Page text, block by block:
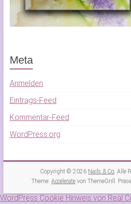
Meta
Anmelden
Eintrags-Feed
Kommentar-Feed
WordPress.org
Copyright © 2026 Nails & Co . Alle
Theme: Acceleratevon ThemeGrill.
WordPress Cookie Hinweis von Real